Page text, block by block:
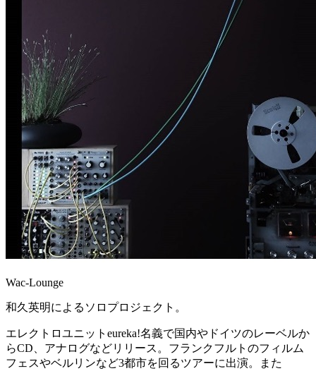
Wac-Lounge
和久英明によるソロプロジェクト。
エレクトロユニットeureka!名義で国内やドイツのレーベルか
らCD、アナログなどリリース。フランクフルトのフィルム
フェスやベルリンなど3都市を回るツアーに出演。また